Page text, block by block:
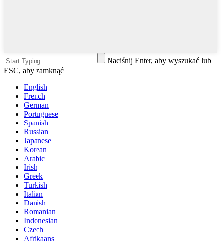
Naciśnij Enter, aby wyszukać lub
ESC, aby zamknąć
English
French
German
Portuguese
Spanish
Russian
Japanese
Korean
Arabic
Irish
Greek
Turkish
Italian
Danish
Romanian
Indonesian
Czech
Afrikaans